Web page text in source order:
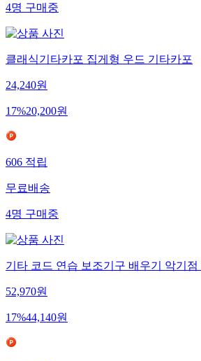
4명구매중
클래식기타카포 집게형 우드 기타카포
24,240원
17%20,200원
606적립
무료배송
4명구매중
기타 코드 연습 보조기구 배우기 악기
52,970원
17%44,140원